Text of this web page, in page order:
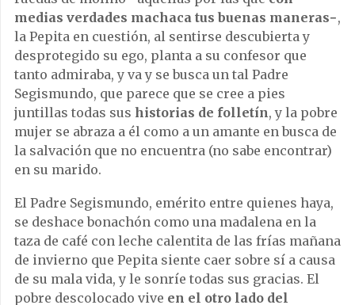
medias verdades machaca tus buenas maneras−,
la Pepita en cuestión, al sentirse descubierta y
desprotegido su ego, planta a su confesor que
tanto admiraba, y va y se busca un tal Padre
Segismundo, que parece que se cree a pies
juntillas todas sus historias de folletín, y la pobre
mujer se abraza a él como a un amante en busca de
la salvación que no encuentra (no sabe encontrar)
en su marido.
El Padre Segismundo, emérito entre quienes haya,
se deshace bonachón como una madalena en la
taza de café con leche calentita de las frías mañana
de invierno que Pepita siente caer sobre sí a causa
de su mala vida, y le sonríe todas sus gracias. El
pobre descolocado vive en el otro lado del